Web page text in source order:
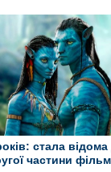
стала відома
частини